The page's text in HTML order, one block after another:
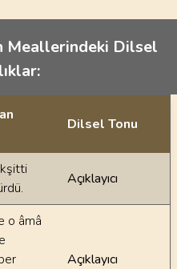
Meallerindeki Dilsel
Dilsel Tonu
Açıklayıcı
o âmâ
Açıklayıcı